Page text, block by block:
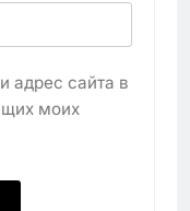
адрес сайта в
моих